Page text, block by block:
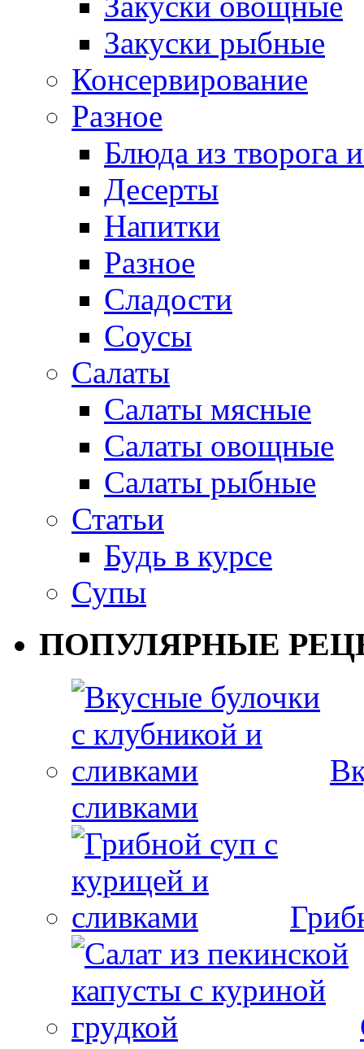
Закуски рыбные
Консервирование
Разное
Блюда из творога
Десерты
Напитки
Разное
Сладости
Соусы
Салаты
Салаты мясные
Салаты овощные
Салаты рыбные
Статьи
Будь в курсе
Супы
ПОПУЛЯРНЫЕ
сливками